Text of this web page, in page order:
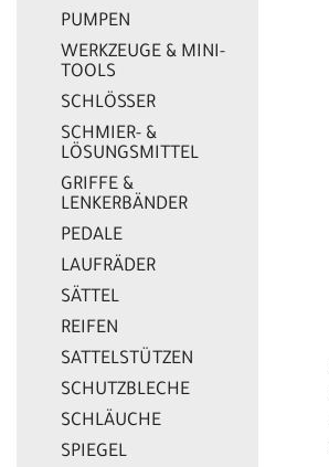
PUMPEN
WERKZEUGE & MINI-
TOOLS
SCHLÖSSER
SCHMIER- &
LÖSUNGSMITTEL
GRIFFE &
LENKERBÄNDER
PEDALE
LAUFRÄDER
SÄTTEL
REIFEN
SATTELSTÜTZEN
SCHUTZBLECHE
SCHLÄUCHE
SPIEGEL